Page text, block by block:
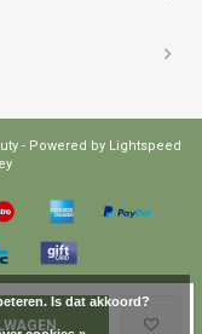
- Powered by Lightspeed
Is dat akkoord?